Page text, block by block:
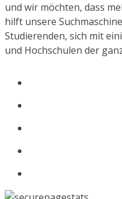
und wir möchten, dass
hilft unsere
Studierenden, sich mit
und Hochschulen der